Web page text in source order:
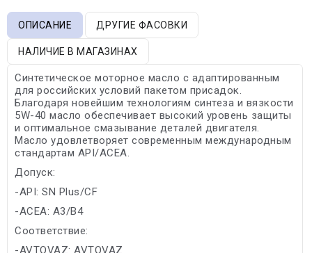
ОПИСАНИЕ ДРУГИЕ ФАСОВКИ
НАЛИЧИЕ В МАГАЗИНАХ
Синтетическое моторное масло с адаптированным
для российских условий пакетом присадок.
Благодаря новейшим технологиям синтеза и вязкости
5W-40 масло обеспечивает высокий уровень защиты
и оптимальное смазывание деталей двигателя.
Масло удовлетворяет современным международным
стандартам API/ACEA.
Допуск:
-API: SN Plus/CF
-ACEA: A3/B4
Соответствие:
-AVTOVAZ: AVTOVAZ